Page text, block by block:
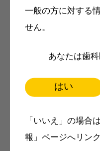
一般の方に対する
せん。
あなたは歯
はい
「いいえ」の場合
報」ページへリン
メ
製品価